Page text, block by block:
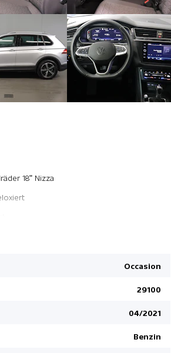
18" Nizza
Occasion
29100
04/2021
Benzin